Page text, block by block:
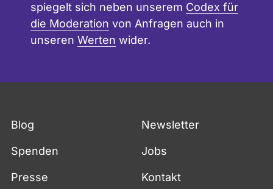
spiegelt sich neben unserem Codex für
die Moderation von Anfragen auch in
unseren Werten wider.
Blog Newsletter
Spenden Jobs
Presse Kontakt